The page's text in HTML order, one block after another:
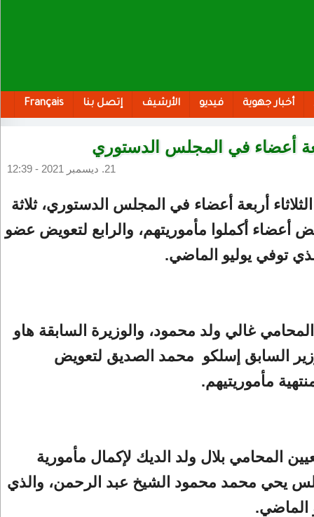
أخبار جهوية فيديو الأرشيف إتصل بنا Français
أعضاء في المجلس الدستوري
21. ديسمبر 2021 - 12:39
أربعة أعضاء في المجلس الدستوري، ثلاثة
أعضاء أكملوا مأموريتهم، والرابع لتعويض عضو
توفي يوليو الماضي.
غالي ولد محمود، والوزيرة السابقة هاو
السابق إسلكو محمد الصديق لتعويض
مأموريتيهم.
المحامي بلال ولد الديك لإكمال مأمورية
يحي محمد محمود الشيخ عبد الرحمن، والذي
الماضي.